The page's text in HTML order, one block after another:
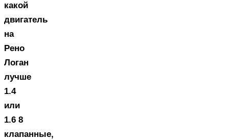
какой
двигатель
на
Рено
Логан
лучше
1.4
или
1.6 8
клапанные,